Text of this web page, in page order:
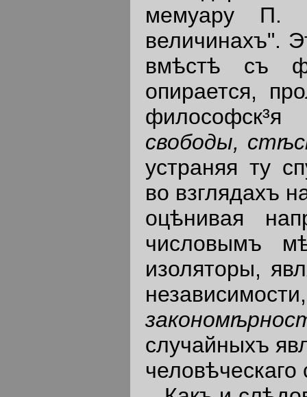
мемуару П.
величинахъ".
вмѣстѣ съ
опирается,
свободы,
устраняя ту
во взглядахъ
оцѣнивая
числовымъ
изоляторы,
случайныхъ